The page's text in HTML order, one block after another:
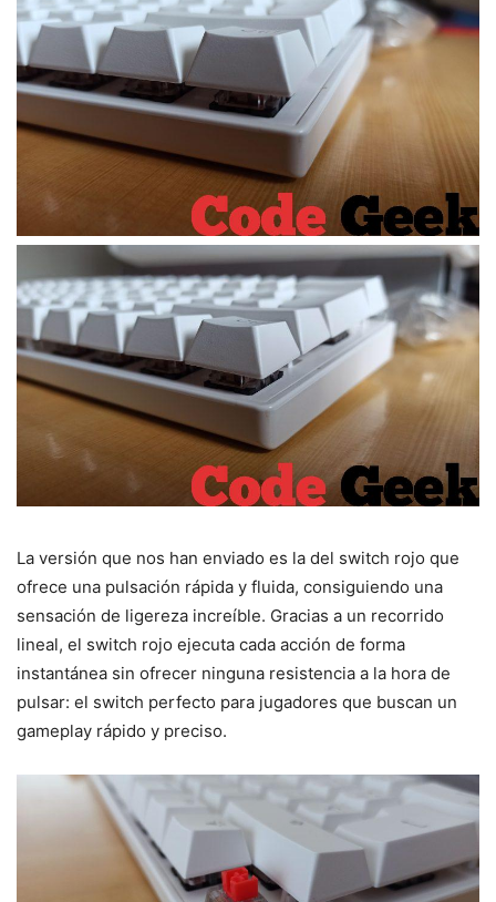
La versión que nos han enviado es la del switch rojo que
ofrece una pulsación rápida y fluida, consiguiendo una
sensación de ligereza increíble. Gracias a un recorrido
lineal, el switch rojo ejecuta cada acción de forma
instantánea sin ofrecer ninguna resistencia a la hora de
pulsar: el switch perfecto para jugadores que buscan un
gameplay rápido y preciso.